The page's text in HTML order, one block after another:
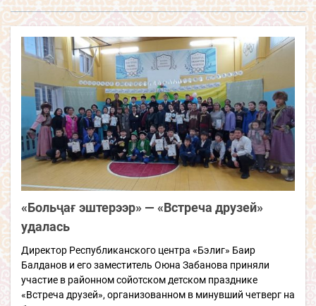
«Больҷағ эштерээр» — «Встреча друзей»
удалась
Директор Республиканского центра «Бэлиг» Баир
Балданов и его заместитель Оюна Забанова приняли
участие в районном сойотском детском празднике
«Встреча друзей», организованном в минувший четверг на